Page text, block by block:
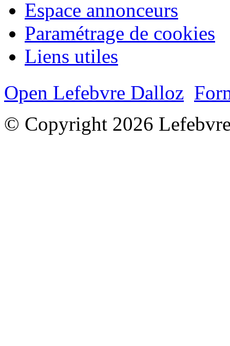
Espace annonceurs
Paramétrage de cookies
Liens utiles
Open Lefebvre Dalloz
© Copyright 2026